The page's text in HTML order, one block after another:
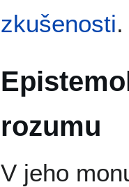
zkušenosti.
rozumu
V jeho